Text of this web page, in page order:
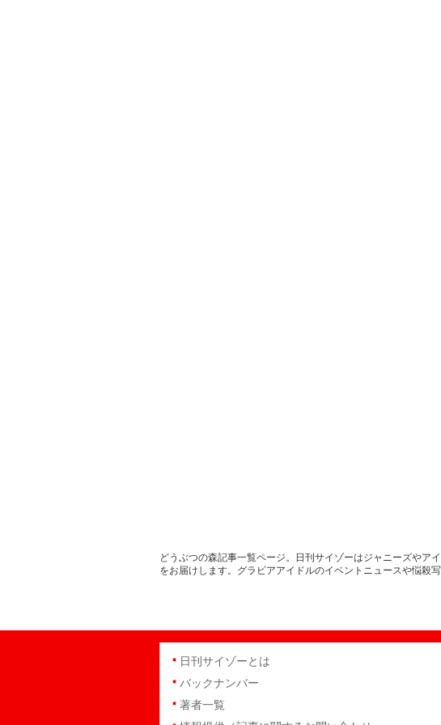
どうぶつの森記事一覧ページ。日刊サイゾーはジャニーズやア
をお届けします。グラビアアイドルのイベントニュースや悩殺
日刊サイゾーとは
バックナンバー
著者一覧